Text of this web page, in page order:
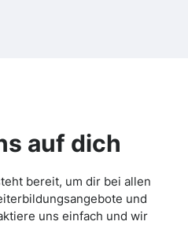
auf dich
bereit, um dir bei allen
und
uns einfach und wir